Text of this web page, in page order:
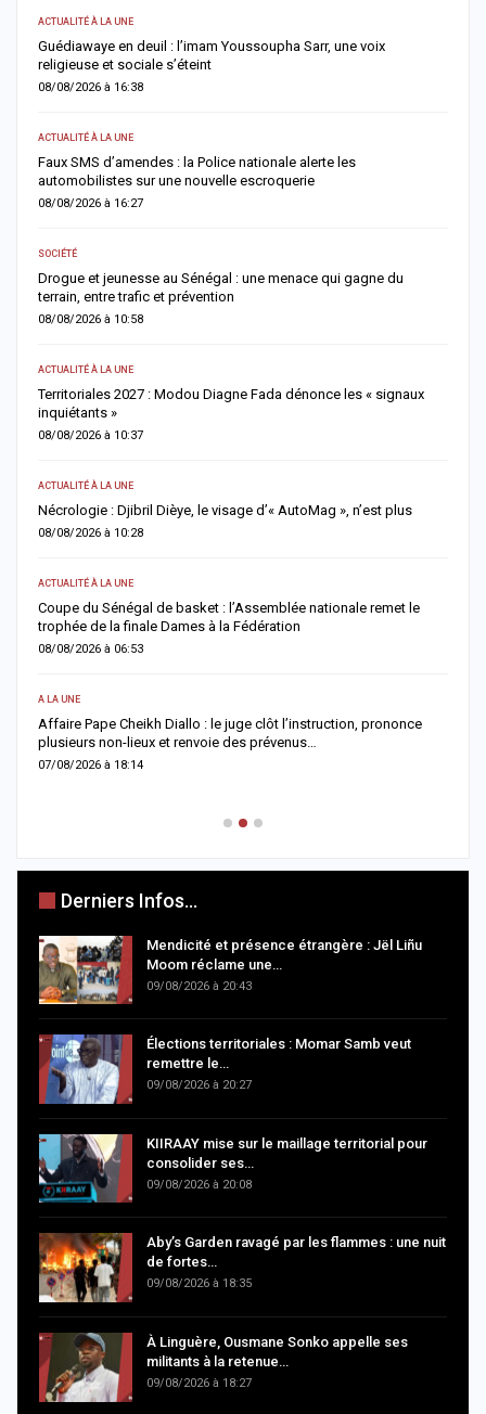
ACTUALITÉ À LA UNE
Guédiawaye en deuil : l’imam Youssoupha Sarr, une voix
religieuse et sociale s’éteint
08/08/2026 à 16:38
ACTUALITÉ À LA UNE
Faux SMS d’amendes : la Police nationale alerte les
automobilistes sur une nouvelle escroquerie
08/08/2026 à 16:27
SOCIÉTÉ
Drogue et jeunesse au Sénégal : une menace qui gagne du
terrain, entre trafic et prévention
08/08/2026 à 10:58
ACTUALITÉ À LA UNE
Territoriales 2027 : Modou Diagne Fada dénonce les « signaux
inquiétants »
08/08/2026 à 10:37
ACTUALITÉ À LA UNE
Nécrologie : Djibril Dièye, le visage d’« AutoMag », n’est plus
08/08/2026 à 10:28
ACTUALITÉ À LA UNE
Coupe du Sénégal de basket : l’Assemblée nationale remet le
trophée de la finale Dames à la Fédération
08/08/2026 à 06:53
A LA UNE
Affaire Pape Cheikh Diallo : le juge clôt l’instruction, prononce
plusieurs non-lieux et renvoie des prévenus…
07/08/2026 à 18:14
Derniers Infos...
Mendicité et présence étrangère : Jël Liñu
Moom réclame une…
09/08/2026 à 20:43
Élections territoriales : Momar Samb veut
remettre le…
09/08/2026 à 20:27
KIIRAAY mise sur le maillage territorial pour
consolider ses…
09/08/2026 à 20:08
Aby’s Garden ravagé par les flammes : une nuit
de fortes…
09/08/2026 à 18:35
À Linguère, Ousmane Sonko appelle ses
militants à la retenue…
09/08/2026 à 18:27